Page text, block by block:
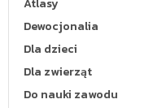
Atlasy
Dewocjonalia
Dla dzieci
Dla zwierząt
Do nauki zawodu